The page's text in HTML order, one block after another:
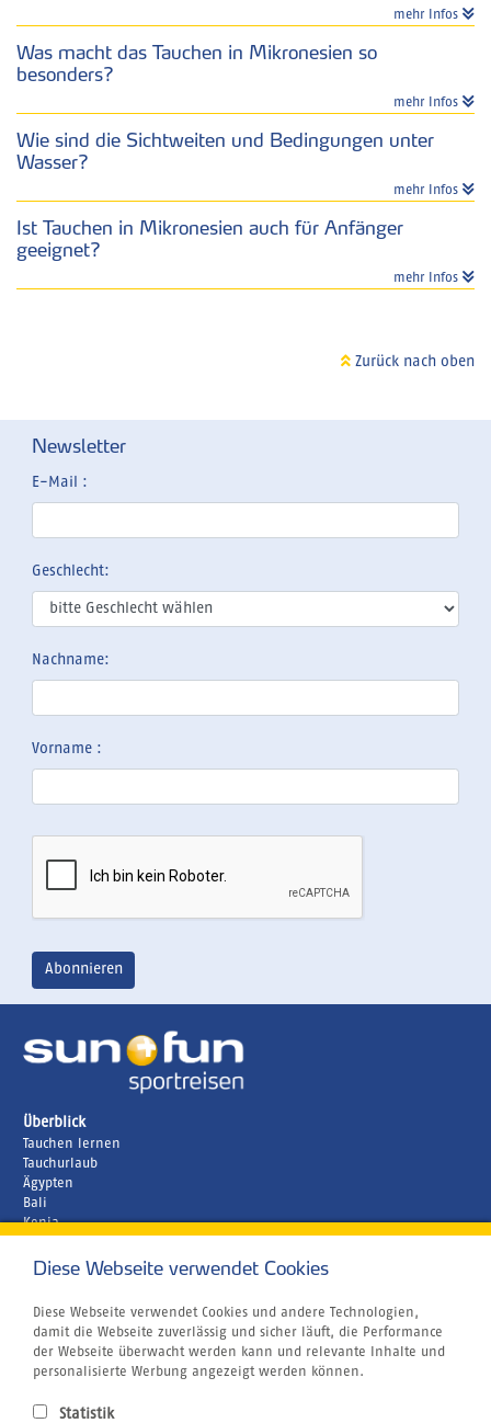
mehr Infos
Was macht das Tauchen in Mikronesien so
besonders?
mehr Infos
Wie sind die Sichtweiten und Bedingungen unter
Wasser?
mehr Infos
Ist Tauchen in Mikronesien auch für Anfänger
geeignet?
mehr Infos
Zurück nach oben
Newsletter
E-Mail :
Geschlecht:
Nachname:
Vorname :
Überblick
Tauchen lernen
Tauchurlaub
Ägypten
Bali
Kenia
Unternehmen
Airline Blacklist
Centrum für Reisemedizin
Bildnachweis
Gutschein
Klimabewusst Reisen
Diese Webseite verwendet Cookies
Diese Webseite verwendet Cookies und andere Technologien,
damit die Webseite zuverlässig und sicher läuft, die Performance
der Webseite überwacht werden kann und relevante Inhalte und
personalisierte Werbung angezeigt werden können.
Statistik